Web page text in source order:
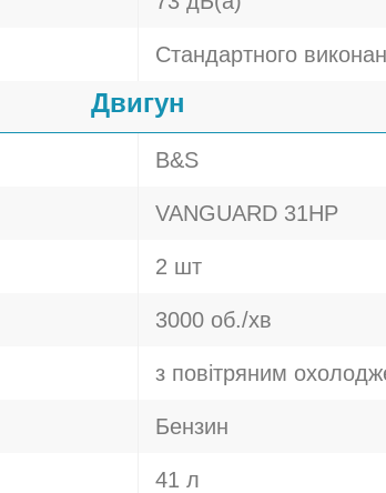
Стандартного
Двигун
B&S
VANGUARD 31HP
2 шт
3000 об./хв
з повітряним
Бензин
41 л